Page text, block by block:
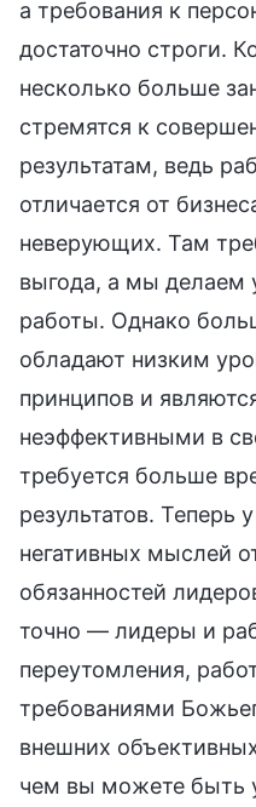
а требования к
достаточно строги.
несколько больше
стремятся к
результатам, ведь
отличается от
неверующих. Там
выгода, а мы делаем
работы. Однако
обладают низким
принципов и
неэффективными в
требуется больше
результатов. Теперь
негативных мыслей
обязанностей
точно — лидеры и
переутомления,
требованиями
внешних
чем вы можете быть